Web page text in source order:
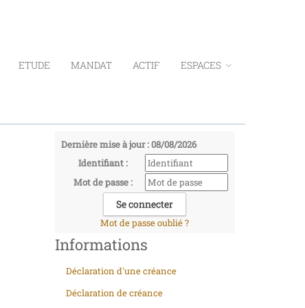
ETUDE MANDAT ACTIF ESPACES
Dernière mise à jour : 08/08/2026
Identifiant :
Mot de passe :
Mot de passe oublié ?
Informations
Déclaration d'une créance
Déclaration de créance